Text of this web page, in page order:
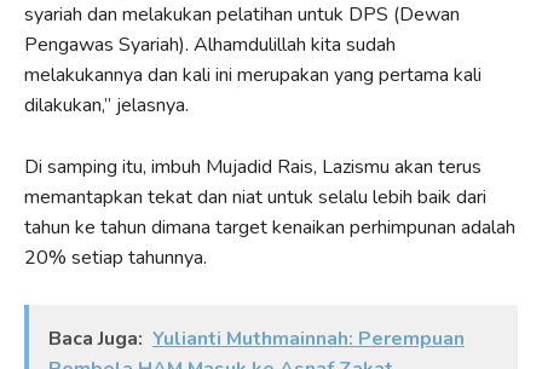
syariah dan melakukan pelatihan untuk DPS (Dewan
Pengawas Syariah). Alhamdulillah kita sudah
melakukannya dan kali ini merupakan yang pertama kali
dilakukan,” jelasnya.
Di samping itu, imbuh Mujadid Rais, Lazismu akan terus
memantapkan tekat dan niat untuk selalu lebih baik dari
tahun ke tahun dimana target kenaikan perhimpunan adalah
20% setiap tahunnya.
Baca Juga: Yulianti Muthmainnah: Perempuan